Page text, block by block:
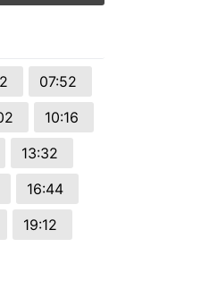
07:52
10:16
13:32
16:44
19:12